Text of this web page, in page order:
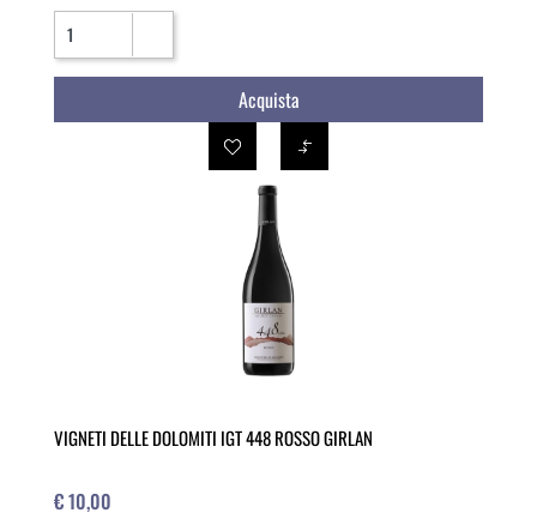
Quantità
Acquista
VIGNETI DELLE DOLOMITI IGT 448 ROSSO GIRLAN
€ 10,00